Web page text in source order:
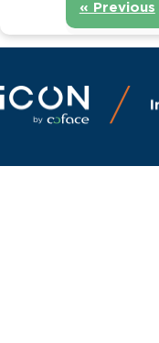
« Previous